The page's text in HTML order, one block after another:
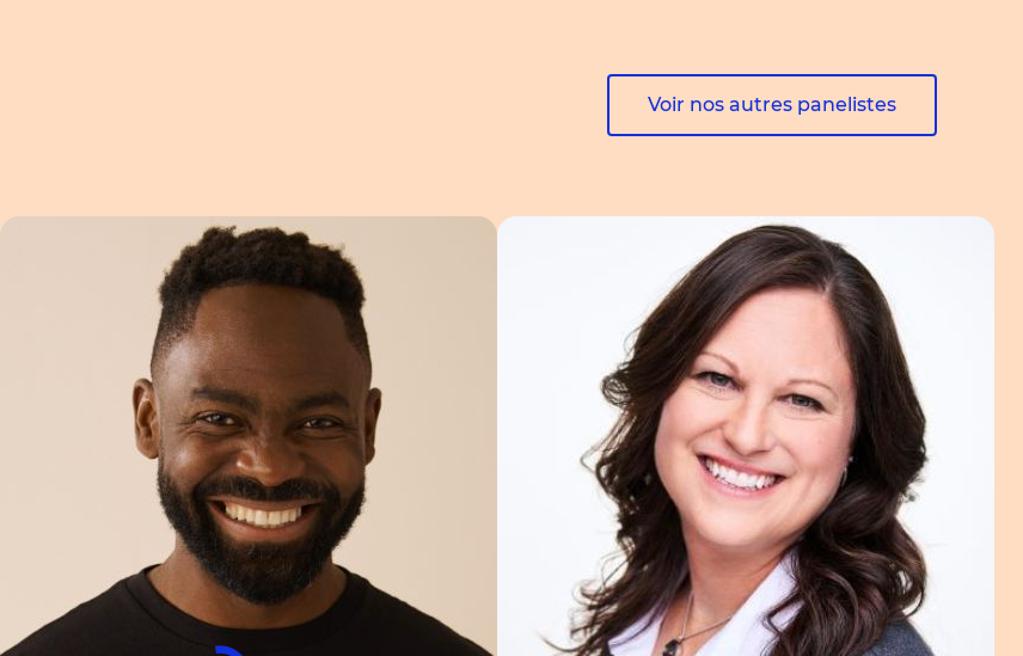
Voir nos autres panelistes